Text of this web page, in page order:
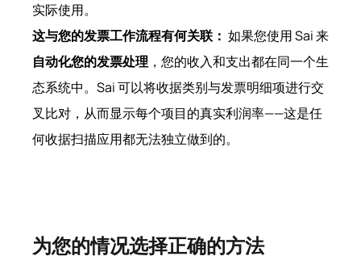
实际使用。
这与您的发票工作流程有何关联： 如果您使用 Sai 来
自动化您的发票处理 ，您的收入和支出都在同一个生
态系统中。Sai 可以将收据类别与发票明细项进行交
叉比对，从而显示每个项目的真实利润率——这是任
何收据扫描应用都无法独立做到的。
为您的情况选择正确的方法